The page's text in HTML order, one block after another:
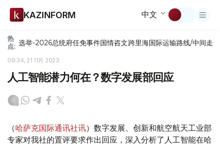
KAZINFORM 中文
热
点: 选举-2026总统府任免事件国情咨文跨里海国际运输路线/中间走廊
09:34, 21 11月 2023
人工智能潜力何在？数字发展部回应
（哈萨克国际通讯社讯）数字发展、创新和航空航天工业部
专家对我社的置评要求作出回应，深入分析了人工智能在哈